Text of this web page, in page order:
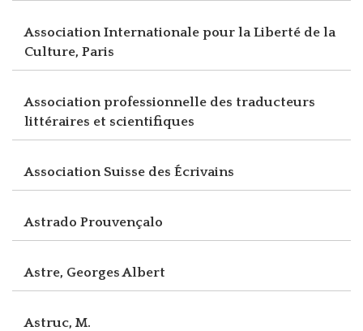
Association Internationale pour la Liberté de la
Culture, Paris
Association professionnelle des traducteurs
littéraires et scientifiques
Association Suisse des Écrivains
Astrado Prouvençalo
Astre, Georges Albert
Astruc, M.